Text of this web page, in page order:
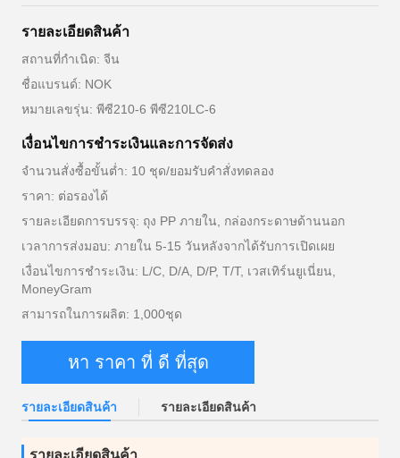
รายละเอียดสินค้า
สถานที่กำเนิด: จีน
ชื่อแบรนด์: NOK
หมายเลขรุ่น: พีซี210-6 พีซี210LC-6
เงื่อนไขการชำระเงินและการจัดส่ง
จำนวนสั่งซื้อขั้นต่ำ: 10 ชุด/ยอมรับคำสั่งทดลอง
ราคา: ต่อรองได้
รายละเอียดการบรรจุ: ถุง PP ภายใน, กล่องกระดาษด้านนอก
เวลาการส่งมอบ: ภายใน 5-15 วันหลังจากได้รับการเปิดเผย
เงื่อนไขการชำระเงิน: L/C, D/A, D/P, T/T, เวสเทิร์นยูเนี่ยน,
MoneyGram
สามารถในการผลิต: 1,000ชุด
หา ราคา ที่ ดี ที่สุด
รายละเอียดสินค้า รายละเอียดสินค้า
รายละเอียดสินค้า